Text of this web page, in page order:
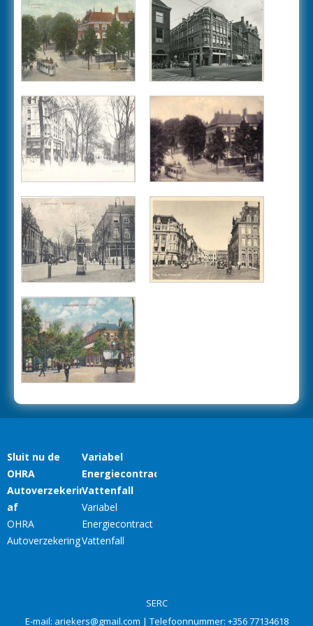
SERC
E-mail: ariekers@gmail.com | Telefoonnummer: +356 77134618